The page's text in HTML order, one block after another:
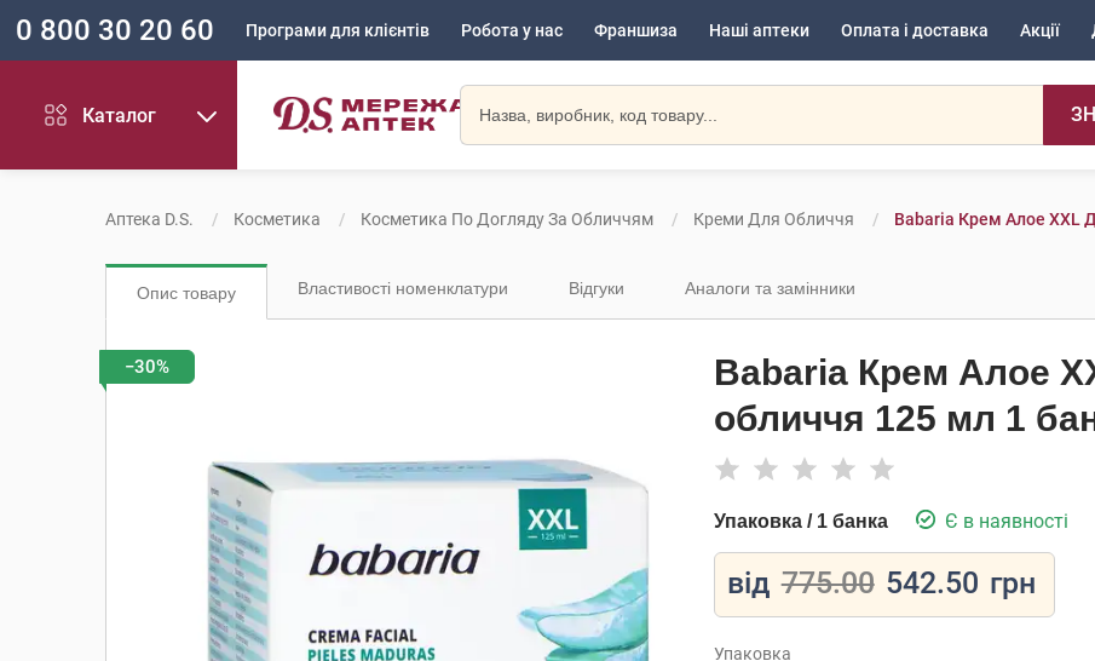
0 800 30 20 60 Програми для клієнтів Робота у нас Франшиза Наші аптеки Оплата і доставка Акції
Каталог
Аптека D.S. Косметика Косметика По Догляду За Обличчям Креми Для Обличчя Babaria Крем Алое ХХL
Опис товару Властивості номенклатури Відгуки Аналоги та замінники
−30%
Babaria Крем Алое
обличчя 125 мл 1
Упаковка / 1 банка Є в наявності
від 775.00 542.50 грн
Упаковка